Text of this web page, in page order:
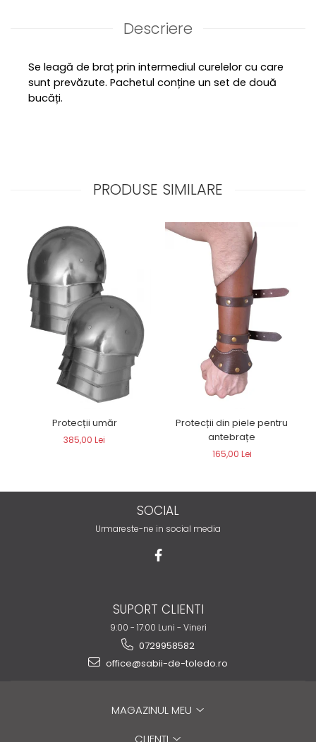
Descriere
Se leagă de braț prin intermediul curelelor cu care
sunt prevăzute. Pachetul conține un set de două
bucăți.
PRODUSE SIMILARE
Protecții umăr
385,00 Lei
Protecții din piele pentru
antebrațe
165,00 Lei
SOCIAL
Urmareste-ne in social media
SUPORT CLIENTI
9:00 - 17:00 Luni - Vineri
0729958582
office@sabii-de-toledo.ro
MAGAZINUL MEU
CLIENTI